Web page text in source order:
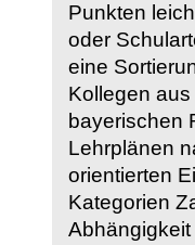
Punkten
oder
eine
Kollegen
bayerischen
Lehrplänen
orientierten
Kategorien